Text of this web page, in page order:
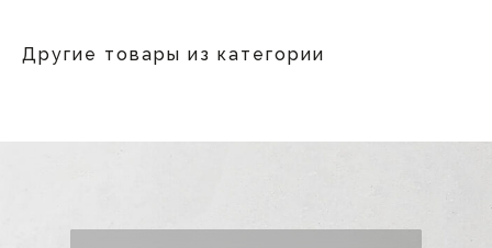
Другие товары из категории